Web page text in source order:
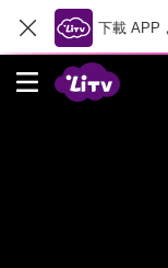
下載 APP